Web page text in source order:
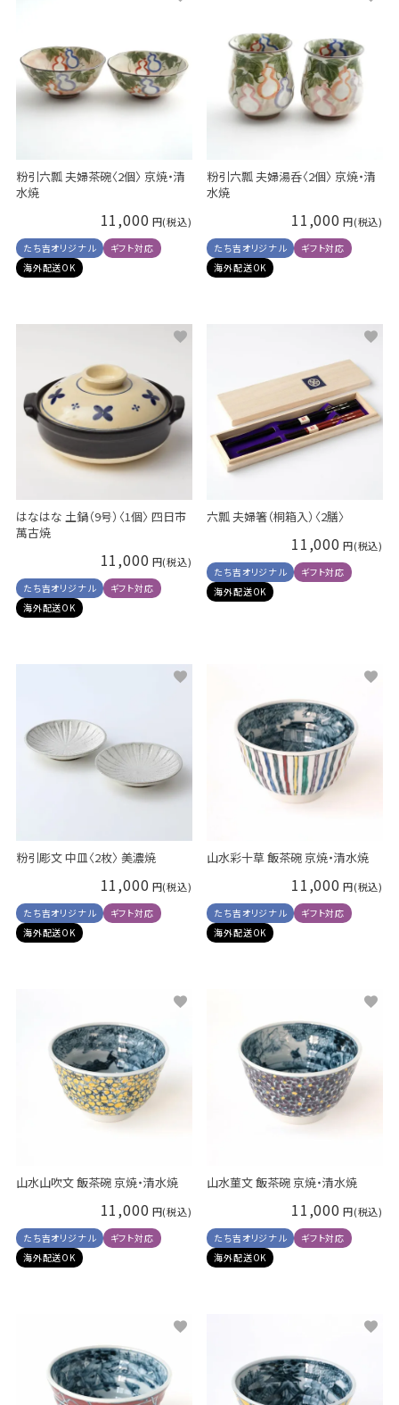
粉引六瓢 夫婦茶碗〈2個〉 京焼・清
水焼
11,000
たち吉オリジナル
ギフト対応
海外配送OK
粉引六瓢 夫婦湯呑〈2個〉 京焼・清
水焼
11,000
たち吉オリジナル
ギフト対応
海外配送OK
はなはな 土鍋（9号）〈1個〉 四日市
萬古焼
11,000
たち吉オリジナル
ギフト対応
海外配送OK
六瓢 夫婦箸（桐箱入）〈2膳〉
11,000
たち吉オリジナル
ギフト対応
海外配送OK
粉引彫文 中皿〈2枚〉 美濃焼
11,000
たち吉オリジナル
ギフト対応
海外配送OK
山水彩十草 飯茶碗 京焼・清水焼
11,000
たち吉オリジナル
ギフト対応
海外配送OK
山水山吹文 飯茶碗 京焼・清水焼
11,000
たち吉オリジナル
ギフト対応
海外配送OK
山水菫文 飯茶碗 京焼・清水焼
11,000
たち吉オリジナル
ギフト対応
海外配送OK